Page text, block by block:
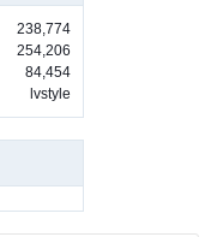
238,774
254,206
84,454
lvstyle